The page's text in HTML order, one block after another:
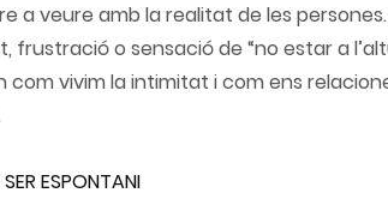
a veure amb la realitat de les
frustració o sensació de “no estar a
com vivim la intimitat i com ens
ESPONTANI